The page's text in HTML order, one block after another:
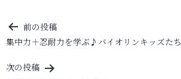
投
稿
ナ
前の投稿
集中力＋忍耐力を学ぶ♪バイオリンキッズたち
次の投稿